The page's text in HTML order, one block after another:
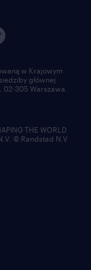
w Krajowym
głównej
02-305 Warszawa.
THE WORLD
© Randstad N.V